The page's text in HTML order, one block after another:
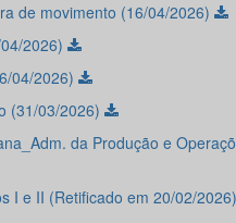
de movimento (16/04/2026)
2026)
04/2026)
(31/03/2026)
da Produção e
I e II (Retificado em 20/02/2026)